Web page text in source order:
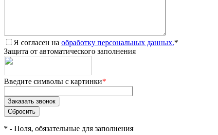
Я согласен на обработку персональных данных.*
Защита от автоматического заполнения
Введите символы с картинки*
* - Поля, обязательные для заполнения